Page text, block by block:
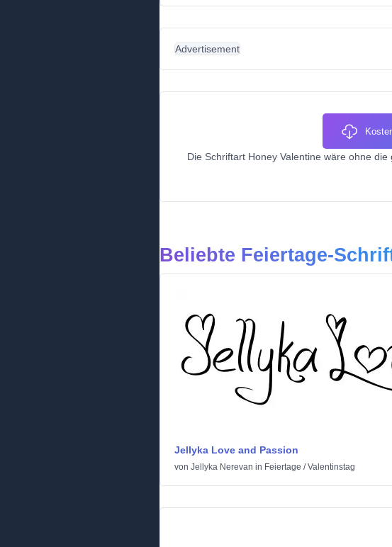
Advertisement
Die Schriftart Honey Valentine wäre ohne
Beliebte Feiertage-
Jellyka Love and Passion
von Jellyka Nerevan in Feiertage /Valentinstag